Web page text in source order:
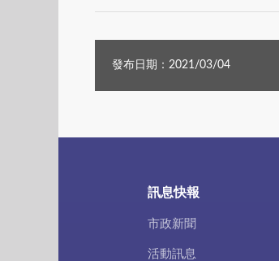
發布日期：2021/03/04
訊息快報
市政新聞
活動訊息